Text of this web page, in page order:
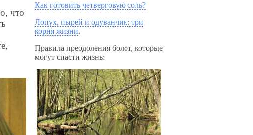
что
Как готовить четверговую соль?
Лопух, пырей и одуванчик: три
корня жизни.
Правила преодоления болот, которые
могут спасти жизнь: